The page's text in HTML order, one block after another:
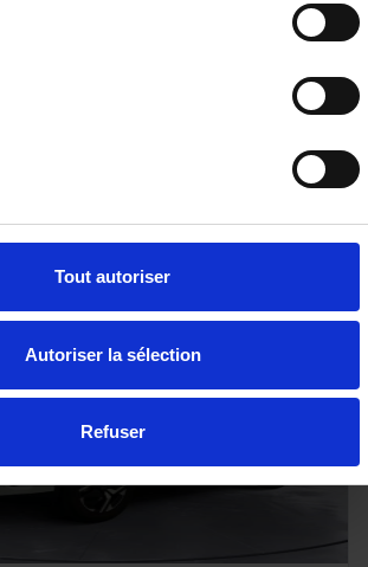
Tout autoriser
Autoriser la sélection
Refuser
DSG - Garantie CUPRA 04/2030